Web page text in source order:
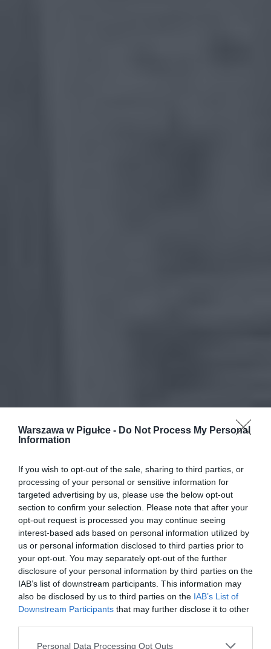
Warszawa w Pigułce - Do Not Process My Personal
Information
If you wish to opt-out of the sale, sharing to third parties, or
processing of your personal or sensitive information for
targeted advertising by us, please use the below opt-out
section to confirm your selection. Please note that after your
opt-out request is processed you may continue seeing
interest-based ads based on personal information utilized by
us or personal information disclosed to third parties prior to
your opt-out. You may separately opt-out of the further
disclosure of your personal information by third parties on the
IAB’s list of downstream participants. This information may
also be disclosed by us to third parties on the IAB’s List of
Downstream Participants that may further disclose it to other
Personal Data Processing Opt Outs